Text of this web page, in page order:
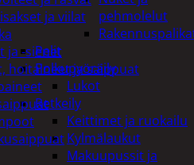
pehmolelut
Pelit
Polkupyöräily
Lukot
Retkeily
Keittimet ja ruokailu
Kylmälaukut
Makuupussit ja
ja viilat
ja -sienet
hoitaineet ja saippuat